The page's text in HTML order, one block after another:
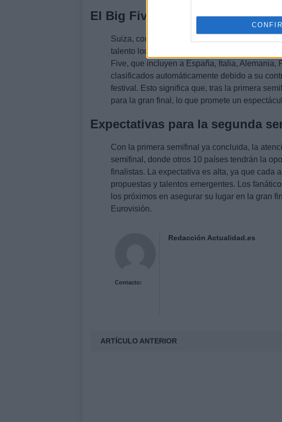
El Big Five y el anfitrión
Suiza, como país anfitrión, tiene un pase
talento local y dar la bienvenida a los demás
Five, que incluyen a España, Italia, Alemania,
clasificados automáticamente debido a su
festival. Esto significa que, tras la primera
para la gran final, lo que promete un
Expectativas para la segunda
Con la primera semifinal ya concluida, la
semifinal, donde otros 10 países tendrán la
finalistas. La expectativa es alta, ya que cada
propuestas y talentos emergentes. Los
los próximos en asegurar su lugar en la gran
Eurovisión.
Contacto:
Redacción Actualidad.es
ARTÍCULO ANTERIOR